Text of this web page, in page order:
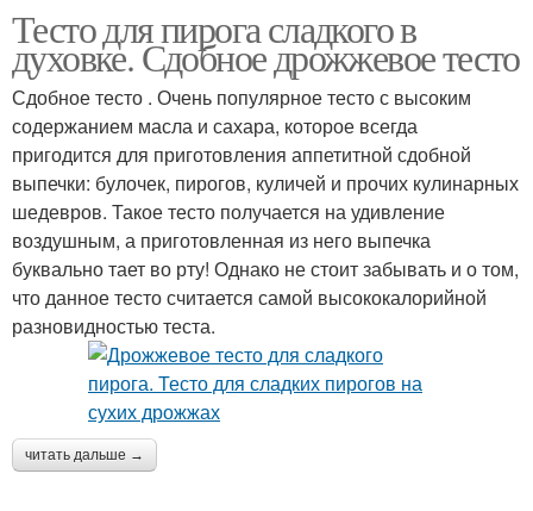
Тесто для пирога сладкого в
духовке. Сдобное дрожжевое тесто
Сдобное тесто . Очень популярное тесто с высоким
содержанием масла и сахара, которое всегда
пригодится для приготовления аппетитной сдобной
выпечки: булочек, пирогов, куличей и прочих кулинарных
шедевров. Такое тесто получается на удивление
воздушным, а приготовленная из него выпечка
буквально тает во рту! Однако не стоит забывать и о том,
что данное тесто считается самой высококалорийной
разновидностью теста.
читать дальше →